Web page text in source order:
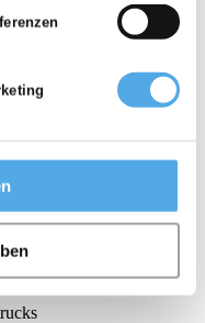
Ihrer Nutzung der